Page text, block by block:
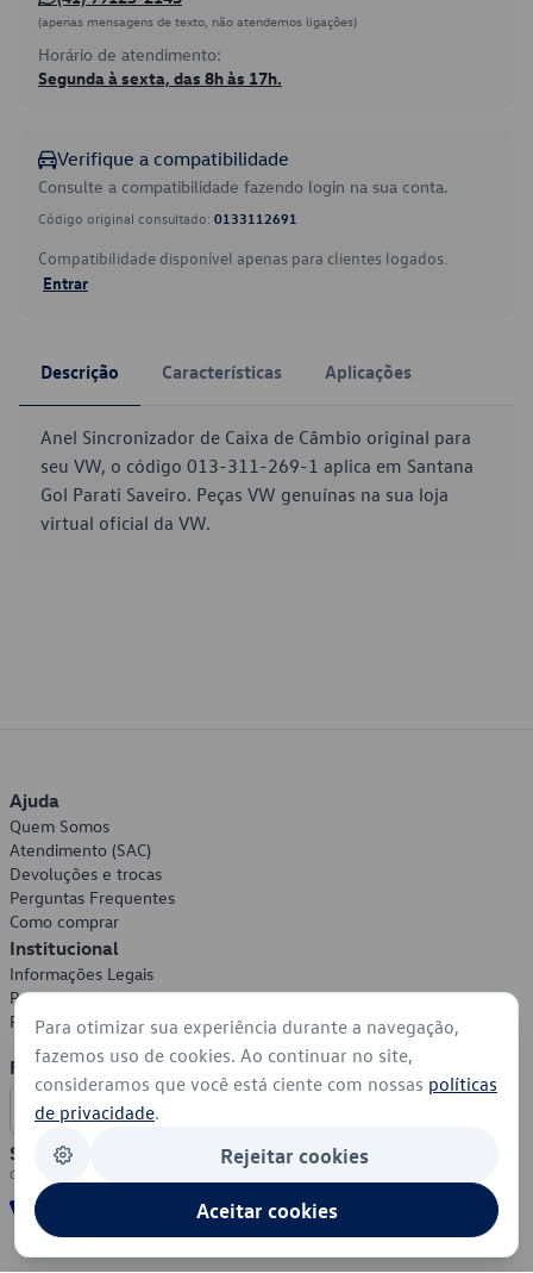
(apenas mensagens de texto, não atendemos ligações)
Horário de atendimento:
Segunda à sexta, das 8h às 17h.
Verifique a compatibilidade
Consulte a compatibilidade fazendo login na sua conta.
Código original consultado: 0133112691
Compatibilidade disponível apenas para clientes logados.
Entrar
Descrição Características Aplicações
Anel Sincronizador de Caixa de Câmbio original para
seu VW, o código 013-311-269-1 aplica em Santana
Gol Parati Saveiro. Peças VW genuínas na sua loja
virtual oficial da VW.
Ajuda
Quem Somos
Atendimento (SAC)
Devoluções e trocas
Perguntas Frequentes
Como comprar
Institucional
Informações Legais
Política de Privacidade
Política de Cookies
Formas de Pagamento
Segurança
Para otimizar sua experiência durante a navegação,
fazemos uso de cookies. Ao continuar no site,
consideramos que você está ciente com nossas políticas
de privacidade.
Rejeitar cookies
Aceitar cookies